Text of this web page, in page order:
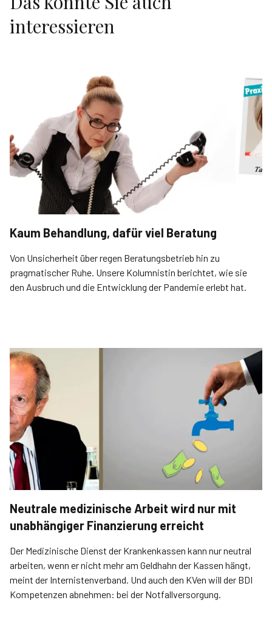
interessieren
Kaum Behandlung, dafür viel Beratung
Von Unsicherheit über regen Beratungsbetrieb hin zu
pragmatischer Ruhe. Unsere Kolumnistin berichtet, wie sie
den Ausbruch und die Entwicklung der Pandemie erlebt hat.
Neutrale medizinische Arbeit wird nur mit
unabhängiger Finanzierung erreicht
Der Medizinische Dienst der Krankenkassen kann nur neutral
arbeiten, wenn er nicht mehr am Geldhahn der Kassen hängt,
meint der Internistenverband. Und auch den KVen will der BDI
Kompetenzen abnehmen: bei der Notfallversorgung.